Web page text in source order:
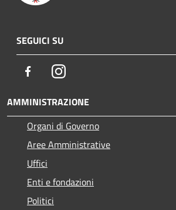
SEGUICI SU
FacebookInstagram
AMMINISTRAZIONE
Organi di Governo
Aree Amministrative
Uffici
Enti e fondazioni
Politici